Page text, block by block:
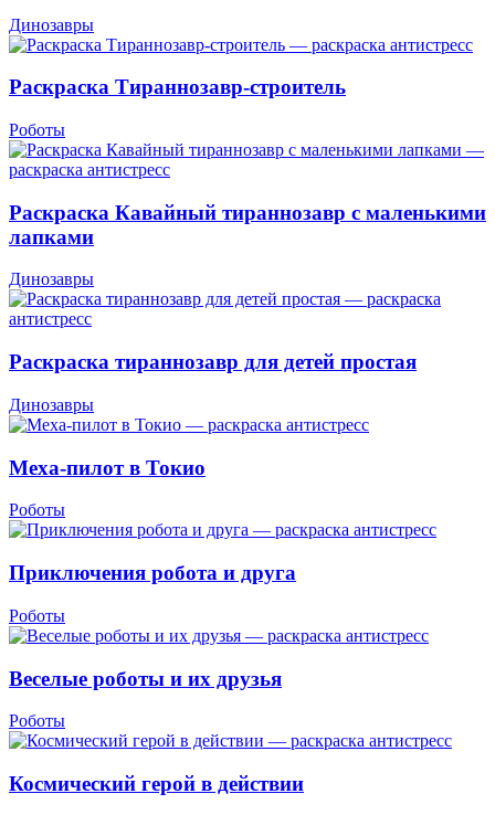
Динозавры
Раскраска Тираннозавр-строитель
Роботы
Раскраска Кавайный тираннозавр с маленькими
лапками
Динозавры
Раскраска тираннозавр для детей простая
Динозавры
Меха-пилот в Токио
Роботы
Приключения робота и друга
Роботы
Веселые роботы и их друзья
Роботы
Космический герой в действии